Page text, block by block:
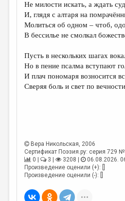
КОЛОНКА РЕДАКТОРА
РЕДКОЛЛЕГИЯ
ОТ РЕДАКЦИИ
МАЛАЯ ПРОЗА
ЭССЕИСТИКА
ЛИТЕРАТУРОВЕДЕНИЕ
РЕЦЕНЗИРОВАНИЕ
ЦИКЛЫ ПУБЛИКАЦИЙ
ТРЕДИАКОВСКИЙ
МЕДИА
Не милости искать, а ждать
И, глядя с алтаря на
Молиться об одном – чтоб,
В бессилье не смолкал
Пусть в нескольких шагах
Но в пение псалма вступают
И плач пономаря возносится
Сверяя боль и свет по
Вера Никольская, 2006
Сертификат Поэзия.ру: серия 729
0 |
3 | 3208 |
06.08.2026.
Произведение оценили (+): []
Произведение оценили (-): []